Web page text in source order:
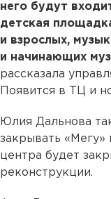
него будут
детская
и взрослых,
и начинающих
рассказала
Появится в ТЦ и
Юлия Дальнова
закрывать «Мегу»
центра будет
реконструкции.